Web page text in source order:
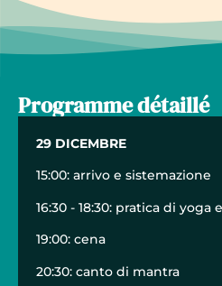
Programme détaillé
29 DICEMBRE
15:00: arrivo e sistemazione
16:30 - 18:30: pratica di
19:00: cena
20:30: canto di mantra